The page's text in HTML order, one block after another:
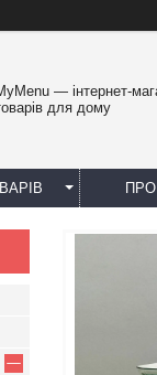
— інтернет-
для дому